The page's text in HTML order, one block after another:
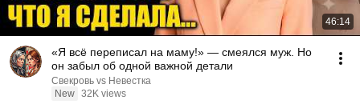
46:14
«Я всё переписал на маму!» — смеялся муж. Но
он забыл об одной важной детали
Свекровь vs Невестка
New 32K views